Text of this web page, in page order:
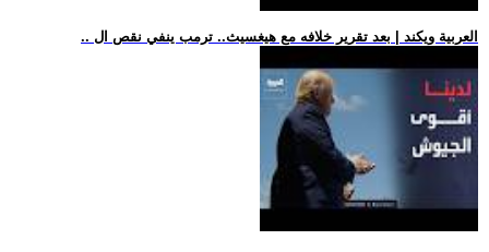
.. العربية ويكند | بعد تقرير خلافه مع هيغسيث.. ترمب ينفي نقص ال